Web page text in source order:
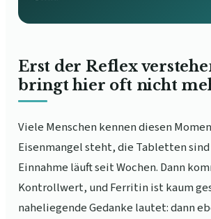
Erst der Reflex
bringt hier oft nicht
Viele Menschen kennen diesen
Eisenmangel steht, die Tabletten
Einnahme läuft seit Wochen. Dann
Kontrollwert, und Ferritin ist kaum
naheliegende Gedanke lautet: dann